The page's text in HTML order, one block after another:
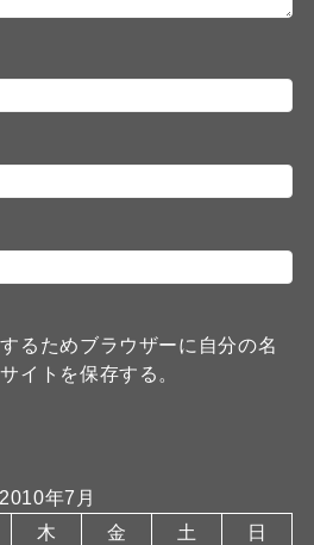
るためブラウザーに自分の名
イトを保存する。
2010年7月
木 金 土
日